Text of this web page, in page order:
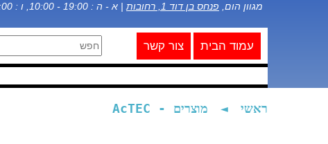
מגוון הום, פנחס בן דוד 1, רחובות | א - ה : 19:00 - 10:00, ו : 14:00 - 10:00
עמוד הבית צור קשר
ראשי ◄ מוצרים - AcTEC